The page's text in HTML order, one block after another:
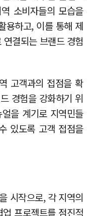
소비자들의 모습을
용하고, 이를 통해 제
결되는 브랜드 경험
고객과의 접점을 확
경험을 강화하기 위
을 계기로 지역민들
있도록 고객 접점을
시작으로, 각 지역의
프로젝트를 점진적